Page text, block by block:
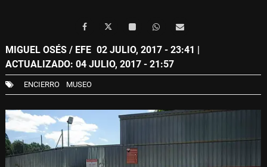
MIGUEL OSÉS / EFE 02 JULIO, 2017 - 23:41 |
ACTUALIZADO: 04 JULIO, 2017 - 21:57
ENCIERRO MUSEO